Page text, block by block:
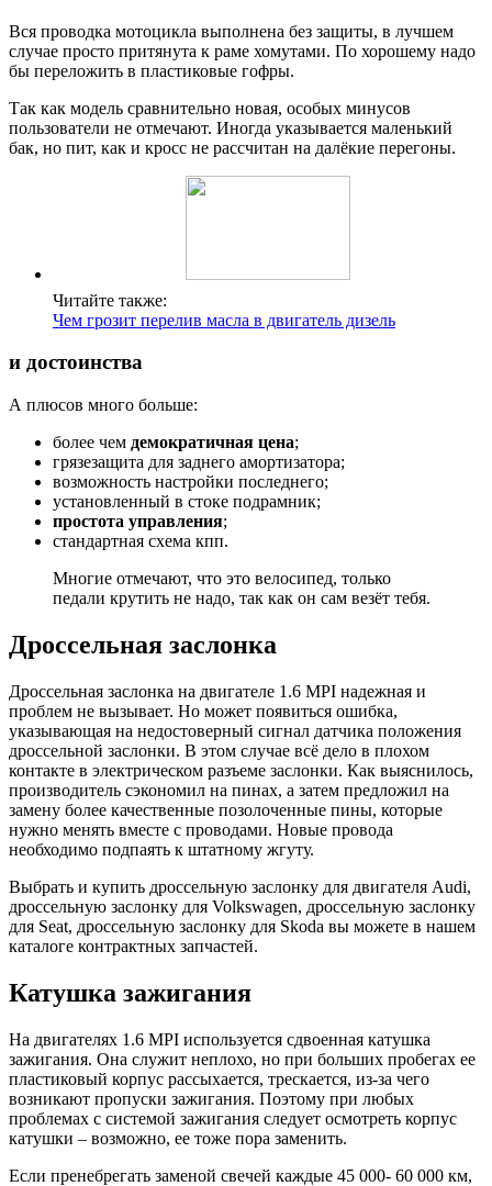
Вся проводка мотоцикла выполнена без защиты, в лучшем
случае просто притянута к раме хомутами. По хорошему надо
бы переложить в пластиковые гофры.
Так как модель сравнительно новая, особых минусов
пользователи не отмечают. Иногда указывается маленький
бак, но пит, как и кросс не рассчитан на далёкие перегоны.
Читайте также:
Чем грозит перелив масла в двигатель дизель
и достоинства
А плюсов много больше:
более чем демократичная цена;
грязезащита для заднего амортизатора;
возможность настройки последнего;
установленный в стоке подрамник;
простота управления;
стандартная схема кпп.
Многие отмечают, что это велосипед, только
педали крутить не надо, так как он сам везёт тебя.
Дроссельная заслонка
Дроссельная заслонка на двигателе 1.6 MPI надежная и
проблем не вызывает. Но может появиться ошибка,
указывающая на недостоверный сигнал датчика положения
дроссельной заслонки. В этом случае всё дело в плохом
контакте в электрическом разъеме заслонки. Как выяснилось,
производитель сэкономил на пинах, а затем предложил на
замену более качественные позолоченные пины, которые
нужно менять вместе с проводами. Новые провода
необходимо подпаять к штатному жгуту.
Выбрать и купить дроссельную заслонку для двигателя Audi,
дроссельную заслонку для Volkswagen, дроссельную заслонку
для Seat, дроссельную заслонку для Skoda вы можете в нашем
каталоге контрактных запчастей.
Катушка зажигания
На двигателях 1.6 MPI используется сдвоенная катушка
зажигания. Она служит неплохо, но при больших пробегах ее
пластиковый корпус рассыхается, трескается, из-за чего
возникают пропуски зажигания. Поэтому при любых
проблемах с системой зажигания следует осмотреть корпус
катушки – возможно, ее тоже пора заменить.
Если пренебрегать заменой свечей каждые 45 000- 60 000 км,